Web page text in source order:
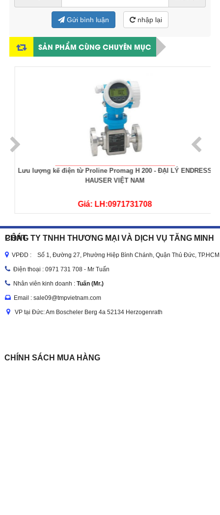
Gửi bình luận nhập lại
SẢN PHẨM CÙNG CHUYÊN MỤC
Lưu lượng kế điện từ Proline Promag H 200 - ĐẠI LÝ ENDRESS
HAUSER VIỆT NAM
Giá: LH:0971731708
CÔNG TY TNHH THƯƠNG MẠI VÀ DỊCH VỤ TĂNG MINH PHÁT
VPĐD : Số 1, Đường 27, Phường Hiệp Bình Chánh, Quận Thủ Đức, TP.HCM
Điện thoại : 0971 731 708 - Mr Tuấn
Nhân viên kinh doanh : Tuấn (Mr.)
Email : sale09@tmpvietnam.com
VP tại Đức: Am Boscheler Berg 4a 52134 Herzogenrath
CHÍNH SÁCH MUA HÀNG